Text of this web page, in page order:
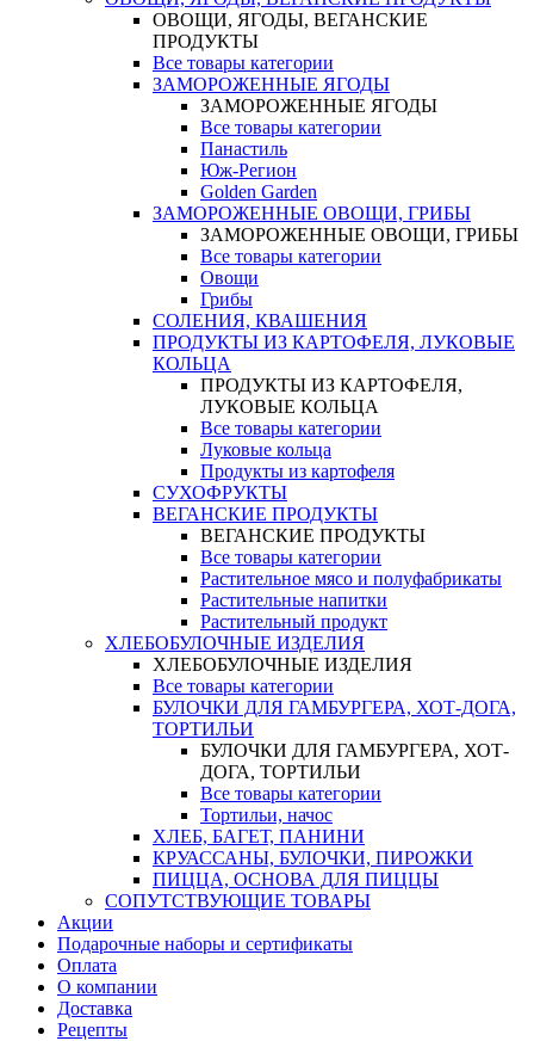
ОВОЩИ, ЯГОДЫ, ВЕГАНСКИЕ
ПРОДУКТЫ
Все товары категории
ЗАМОРОЖЕННЫЕ ЯГОДЫ
ЗАМОРОЖЕННЫЕ ЯГОДЫ
Все товары категории
Панастиль
Юж-Регион
Golden Garden
ЗАМОРОЖЕННЫЕ ОВОЩИ, ГРИБЫ
ЗАМОРОЖЕННЫЕ ОВОЩИ, ГРИБЫ
Все товары категории
Овощи
Грибы
СОЛЕНИЯ, КВАШЕНИЯ
ПРОДУКТЫ ИЗ КАРТОФЕЛЯ, ЛУКОВЫЕ
КОЛЬЦА
ПРОДУКТЫ ИЗ КАРТОФЕЛЯ,
ЛУКОВЫЕ КОЛЬЦА
Все товары категории
Луковые кольца
Продукты из картофеля
СУХОФРУКТЫ
ВЕГАНСКИЕ ПРОДУКТЫ
ВЕГАНСКИЕ ПРОДУКТЫ
Все товары категории
Растительное мясо и полуфабрикаты
Растительные напитки
Растительный продукт
ХЛЕБОБУЛОЧНЫЕ ИЗДЕЛИЯ
ХЛЕБОБУЛОЧНЫЕ ИЗДЕЛИЯ
Все товары категории
БУЛОЧКИ ДЛЯ ГАМБУРГЕРА, ХОТ-ДОГА,
ТОРТИЛЬИ
БУЛОЧКИ ДЛЯ ГАМБУРГЕРА, ХОТ-
ДОГА, ТОРТИЛЬИ
Все товары категории
Тортильи, начос
ХЛЕБ, БАГЕТ, ПАНИНИ
КРУАССАНЫ, БУЛОЧКИ, ПИРОЖКИ
ПИЦЦА, ОСНОВА ДЛЯ ПИЦЦЫ
СОПУТСТВУЮЩИЕ ТОВАРЫ
Акции
Подарочные наборы и сертификаты
Оплата
О компании
Доставка
Рецепты